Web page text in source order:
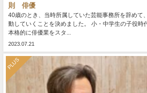
則 俳優
40歳のとき、当時所属していた芸能事務所を辞めて
動していくことを決めました。 小・中学生の子役時
本格的に俳優業をスタ...
2023.07.21
PLUS